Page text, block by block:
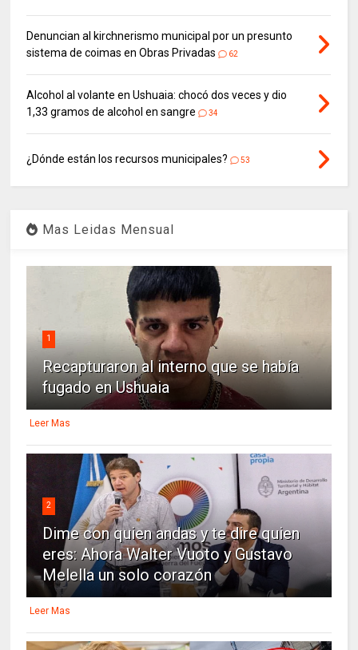
Denuncian al kirchnerismo municipal por un presunto
sistema de coimas en Obras Privadas
62
Alcohol al volante en Ushuaia: chocó dos veces y dio
1,33 gramos de alcohol en sangre
34
¿Dónde están los recursos municipales? 53
Mas Leidas Mensual
1
Recapturaron al interno que se había
fugado en Ushuaia
Leer Mas
2
Dime con quien andas y te dire quien
eres: Ahora Walter Vuoto y Gustavo
Melella un solo corazón
Leer Mas